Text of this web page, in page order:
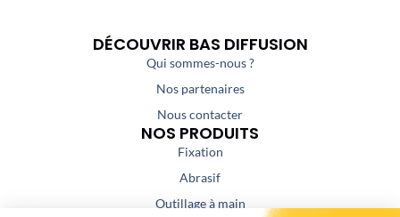
DÉCOUVRIR BAS DIFFUSION
Qui sommes-nous ?
Nos partenaires
Nous contacter
NOS PRODUITS
Fixation
Abrasif
Outillage à main